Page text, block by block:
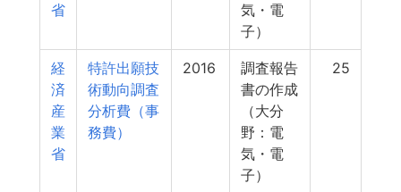
省
気・電
子）
経
済
産
業
省
特許出願技
術動向調査
分析費（事
務費）
2016
調査報告
書の作成
（大分
野：電
気・電
子）
25